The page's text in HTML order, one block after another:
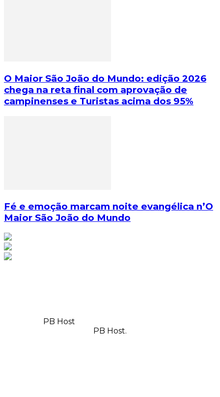
O Maior São João do Mundo: edição 2026
chega na reta final com aprovação de
campinenses e Turistas acima dos 95%
Fé e emoção marcam noite evangélica n’O
Maior São João do Mundo
PB Host
PB Host.